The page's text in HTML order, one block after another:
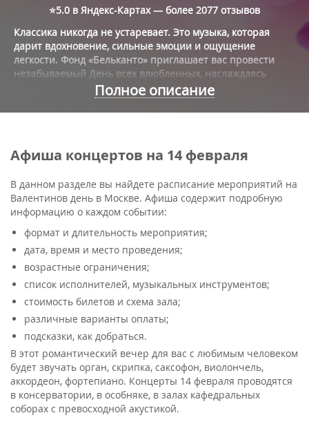
⭐5.0 в Яндекс-Картах — более 2077 отзывов
Классика никогда не устаревает. Это музыка, которая
дарит вдохновение, сильные эмоции и ощущение
легкости. Фонд «Бельканто» приглашает вас провести
незабываемый День всех влюбленных, наслаждаясь
великолепным звучанием классических произведений,
рок-хитами в новой обработке или саундтреками из
знаменитых кинолент. Это настоящий подарок для
любви. На многие концерты можно прийти всей семьей с
классической музыки, поэтому слушателей ждет
интересная программа. Предлагаем вашему вниманию
полную афишу мероприятий на День всех влюбленных
2024.
Полное описание
Афиша концертов на 14 февраля
В данном разделе вы найдете расписание мероприятий на
Валентинов день в Москве. Афиша содержит подробную
информацию о каждом событии:
формат и длительность мероприятия;
дата, время и место проведения;
возрастные ограничения;
список исполнителей, музыкальных инструментов;
стоимость билетов и схема зала;
различные варианты оплаты;
подсказки, как добраться.
В этот романтический вечер для вас с любимым человеком
будет звучать орган, скрипка, саксофон, виолончель,
аккордеон, фортепиано. Концерты 14 февраля проводятся
в консерватории, в особняке, в залах кафедральных
соборах с превосходной акустикой.